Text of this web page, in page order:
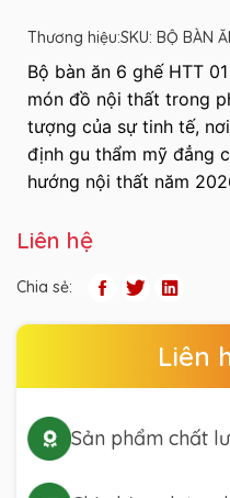
Thương hiệu:SKU: BỘ BÀN
Bộ bàn ăn 6 ghếHTT
món đồ nội thất trong
tượng của sự tinh tế,
định gu thẩm mỹ đẳng
hướng nội thất năm
Liên hệ
Chia sẻ:
Liên
Sản phẩm chất